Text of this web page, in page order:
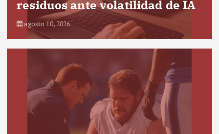
residuos ante volatilidad de IA
agosto 10, 2026